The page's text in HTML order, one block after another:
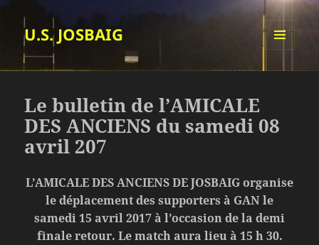
U.S. JOSBAIG
ET
Le bulletin de l’AMICALE
DES ANCIENS du samedi 08
avril 207
L’AMICALE DES ANCIENS DE JOSBAIG organise
le déplacement des supporters à GAN le
samedi 15 avril 2017 à l’occasion de la demi
finale retour. Le match aura lieu à 15 h 30.